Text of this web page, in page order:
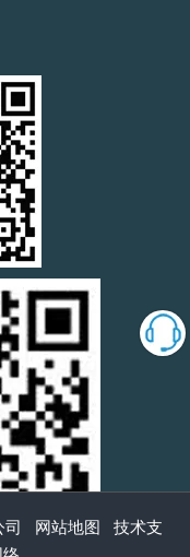
帷幕
司 网站地图
技术支